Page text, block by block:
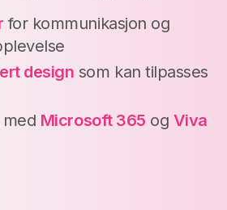
for kommunikasjon og
design som kan tilpasses
med Microsoft 365 og Viva